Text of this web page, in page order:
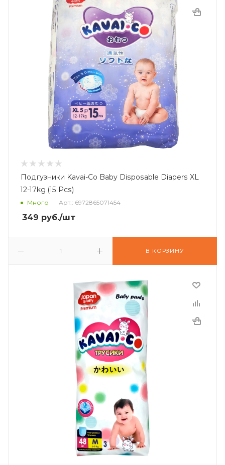
Подгузники Kavai-Co Baby Disposable Diapers XL
12-17kg (15 Pcs)
Много Арт.: 6972865071454
349 руб./шт
В КОРЗИНУ